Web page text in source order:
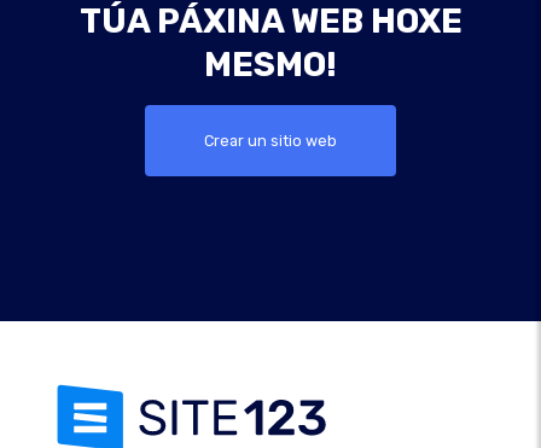
TÚA PÁXINA WEB HOXE
MESMO!
Crear un sitio web